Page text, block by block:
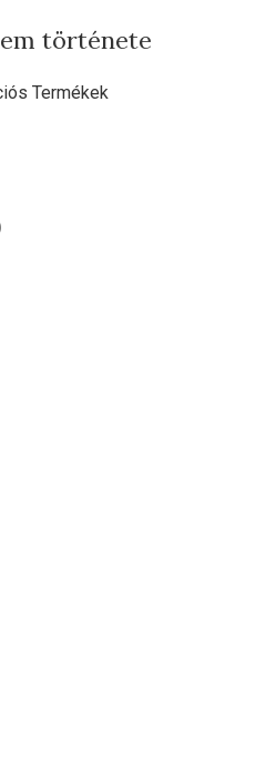
története
Termékek